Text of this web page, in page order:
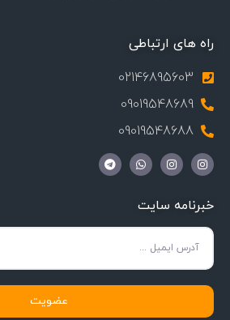
راه های ارتباطی
02146895603
09019548689
09019548688
خبرنامه سایت
عضویت